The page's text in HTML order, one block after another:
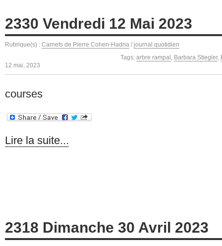
2330 Vendredi 12 Mai 2023
Rubrique(s) : Carnets de Pierre Cohen-Hadria / journal quotidien
Tags: arbre rampal Barbara Stiegler,
12 mai, 2023
courses
Lire la suite...
2318 Dimanche 30 Avril 2023